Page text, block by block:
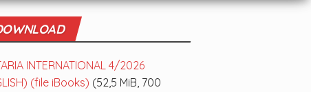
INTERNATIONAL 4/2026
(file iBooks) (52,5 MiB, 700